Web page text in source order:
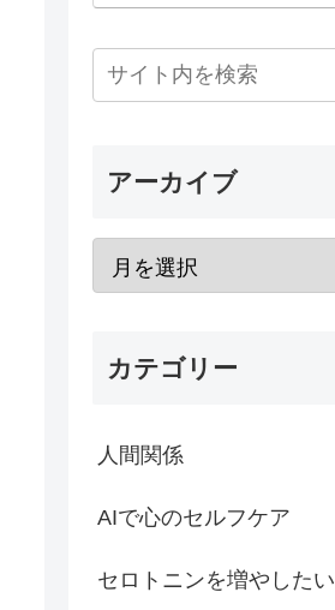
アーカイブ
カテゴリー
人間関係
AIで心のセルフケア
セロトニンを増やしたい